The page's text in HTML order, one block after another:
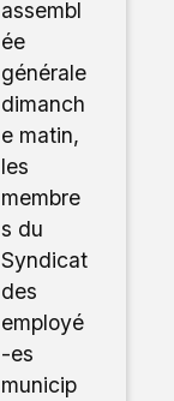
assembl
ée
générale
dimanch
e matin,
les
membre
s du
Syndicat
des
employé
-es
municip